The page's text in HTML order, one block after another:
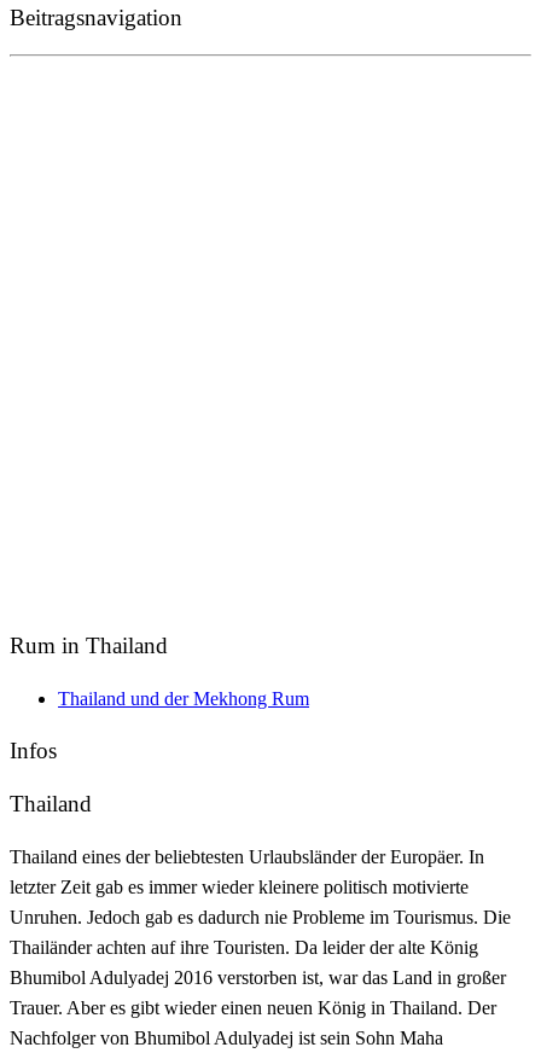
Beitragsnavigation
Rum in Thailand
Thailand und der Mekhong Rum
Infos
Thailand
Thailand eines der beliebtesten Urlaubsländer der Europäer. In
letzter Zeit gab es immer wieder kleinere politisch motivierte
Unruhen. Jedoch gab es dadurch nie Probleme im Tourismus. Die
Thailänder achten auf ihre Touristen. Da leider der alte König
Bhumibol Adulyadej 2016 verstorben ist, war das Land in großer
Trauer. Aber es gibt wieder einen neuen König in Thailand. Der
Nachfolger von Bhumibol Adulyadej ist sein Sohn Maha